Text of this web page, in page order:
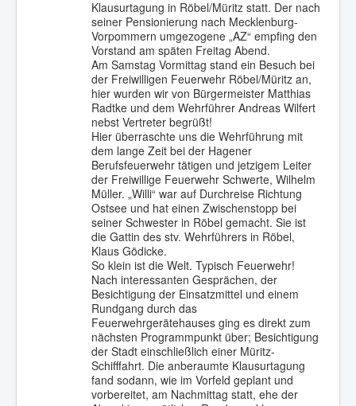
Klausurtagung in Röbel/Müritz statt. Der nach
seiner Pensionierung nach Mecklenburg-
Vorpommern umgezogene „AZ“ empfing den
Vorstand am späten Freitag Abend.
Am Samstag Vormittag stand ein Besuch bei
der Freiwilligen Feuerwehr Röbel/Müritz an,
hier wurden wir von Bürgermeister Matthias
Radtke und dem Wehrführer Andreas Wilfert
nebst Vertreter begrüßt!
Hier überraschte uns die Wehrführung mit
dem lange Zeit bei der Hagener
Berufsfeuerwehr tätigen und jetzigem Leiter
der Freiwillige Feuerwehr Schwerte, Wilhelm
Müller. „Willi“ war auf Durchreise Richtung
Ostsee und hat einen Zwischenstopp bei
seiner Schwester in Röbel gemacht. Sie ist
die Gattin des stv. Wehrführers in Röbel,
Klaus Gödicke.
So klein ist die Welt. Typisch Feuerwehr!
Nach interessanten Gesprächen, der
Besichtigung der Einsatzmittel und einem
Rundgang durch das
Feuerwehrgerätehauses ging es direkt zum
nächsten Programmpunkt über; Besichtigung
der Stadt einschließlich einer Müritz-
Schifffahrt. Die anberaumte Klausurtagung
fand sodann, wie im Vorfeld geplant und
vorbereitet, am Nachmittag statt, ehe der